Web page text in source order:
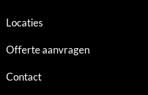
Locaties
Offerte aanvragen
Contact